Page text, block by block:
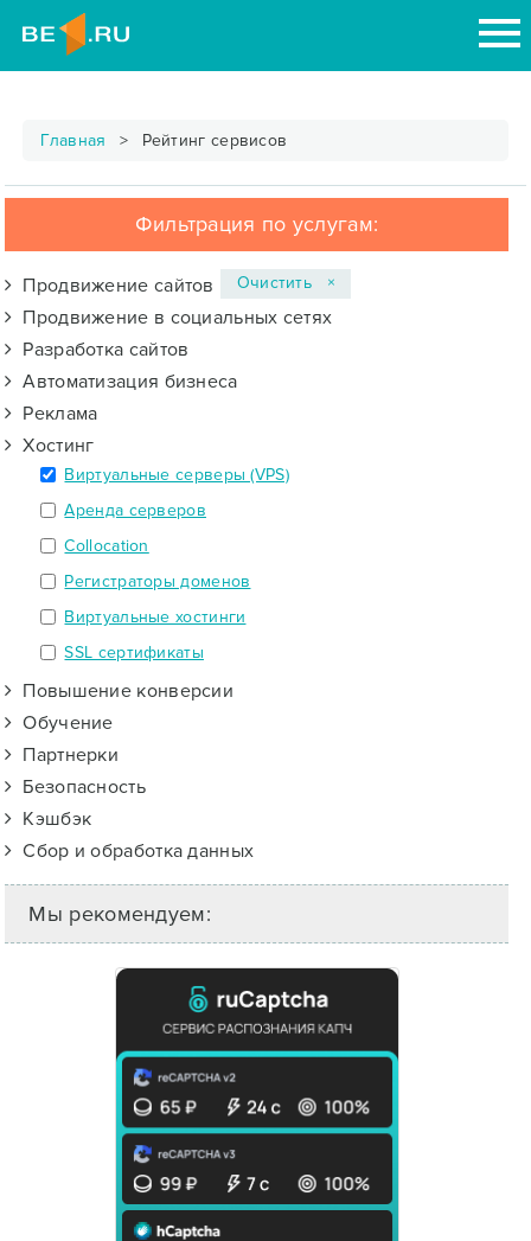
Главная Рейтинг сервисов
Фильтрация по услугам:
Продвижение сайтов
Продвижение в социальных сетях
Разработка сайтов
Автоматизация бизнеса
Реклама
Хостинг
Виртуальные серверы (VPS)
Аренда серверов
Collocation
Регистраторы доменов
Виртуальные хостинги
SSL сертификаты
Повышение конверсии
Обучение
Партнерки
Безопасность
Кэшбэк
Сбор и обработка данных
Очистить ×
Мы рекомендуем: